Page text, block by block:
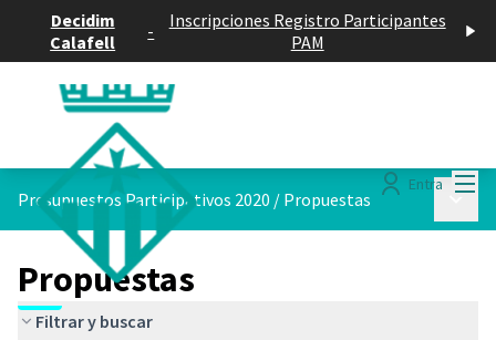
Decidim
Calafell
-
Inscripciones Registro Participantes
PAM
Entra
Presupuestos Participativos 2020 / Propuestas
Propuestas
Filtrar y buscar